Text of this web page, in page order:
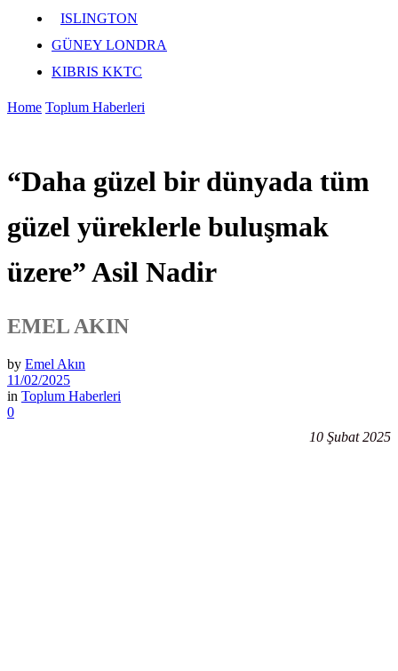
ISLINGTON
GÜNEY LONDRA
KIBRIS KKTC
Home Toplum Haberleri
“Daha güzel bir dünyada tüm
güzel yüreklerle buluşmak
üzere” Asil Nadir
EMEL AKIN
by Emel Akın
11/02/2025
in Toplum Haberleri
0
10 Şubat 2025